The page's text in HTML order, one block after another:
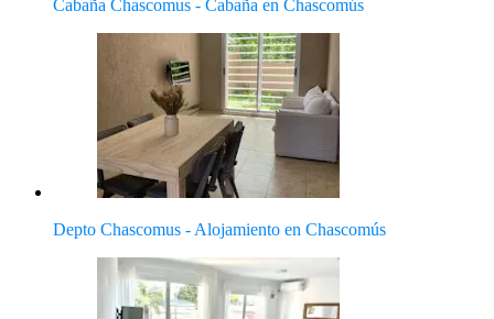
Cabaña Chascomus - Cabaña en Chascomús
Depto Chascomus - Alojamiento en Chascomús